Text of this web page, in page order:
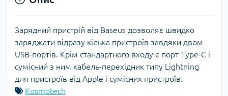
Зарядний пристрій від Baseus дозволяє швидко
заряджати відразу кілька пристроїв завдяки двом
USB-портів. Крім стандартного входу є порт Type-C і
сумісний з ним кабель-перехідник типу Lightning
для пристроїв від Apple і сумісних пристроїв.
Kosmotech